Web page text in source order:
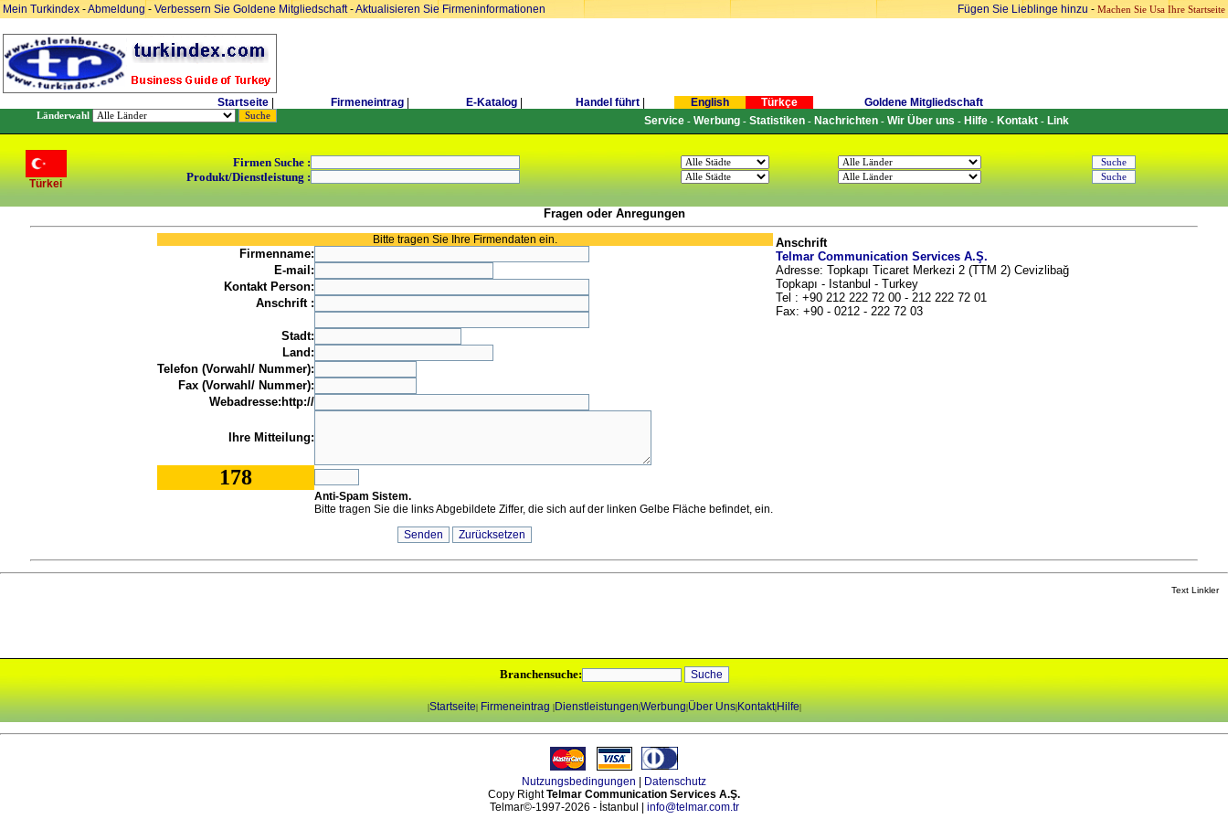
Mein Turkindex -Abmeldung- Verbessern Sie Goldene Mitgliedschaft-Aktualisieren Sie Firmeninformationen Fügen Sie Lieblinge hinzu - Machen Sie Usa Ihre Startseite
Startseite Firmeneintrag E-Katalog Handel führt English Türkçe Goldene Mitgliedschaft
Länderwahl Service- Werbung- Statistiken- Nachrichten- Wir Über uns - Hilfe- Kontakt- Link
Türkei
Firmen Suche :
Produkt/Dienstleistung :
Fragen oder Anregungen
Bitte tragen Sie Ihre Firmendaten ein.
Firmenname:
E-mail:
Kontakt Person:
Anschrift :
Stadt:
Land:
Telefon (Vorwahl/ Nummer):
Fax (Vorwahl/ Nummer):
Webadresse:http://
Ihre Mitteilung:
178
Anti-Spam Sistem.
Bitte tragen Sie die links Abgebildete Ziffer, die sich auf der linken Gelbe Fläche befindet, ein.
Anschrift
Telmar Communication Services A.Ş.
Adresse: Topkapı Ticaret Merkezi 2 (TTM 2) Cevizlibağ
Topkapı - Istanbul - Turkey
Tel : +90 212 222 72 00 - 212 222 72 01
Fax: +90 - 0212 - 222 72 03
Text Linkler
Branchensuche:
|Startseite| Firmeneintrag |Dienstleistungen|Werbung|Über Uns|Kontakt|Hilfe|
Nutzungsbedingungen
Datenschutz
Copy RightTelmar Communication Services A.Ş.
Telmar©-1997-2026 - İstanbul | info@telmar.com.tr